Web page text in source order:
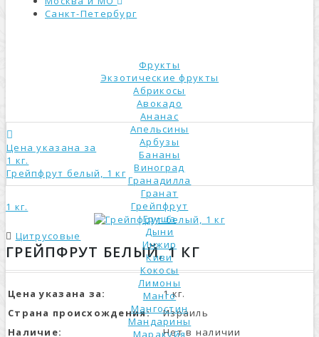
Санкт-Петербург
Фрукты
Экзотические фрукты
Абрикосы
Авокадо
Ананас
Апельсины
Арбузы
Бананы
Виноград
Гранадилла
Гранат
Грейпфрут
Груша
Дыни
Инжир
Киви
Кокосы
Лимоны
Манго
Мангостин
Мандарины
Маракуйя
Цена указана за
1 кг.
Грейпфрут белый, 1 кг
1 кг.
Цитрусовые
ГРЕЙПФРУТ БЕЛЫЙ, 1 КГ
Цена указана за:
1 кг.
Страна происхождения:
Израиль
Наличие:
Нет в наличии